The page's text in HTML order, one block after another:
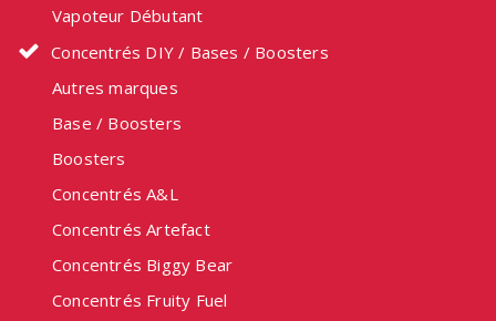
Vapoteur Débutant
Concentrés DIY / Bases / Boosters
Autres marques
Base / Boosters
Boosters
Concentrés A&L
Concentrés Artefact
Concentrés Biggy Bear
Concentrés Fruity Fuel